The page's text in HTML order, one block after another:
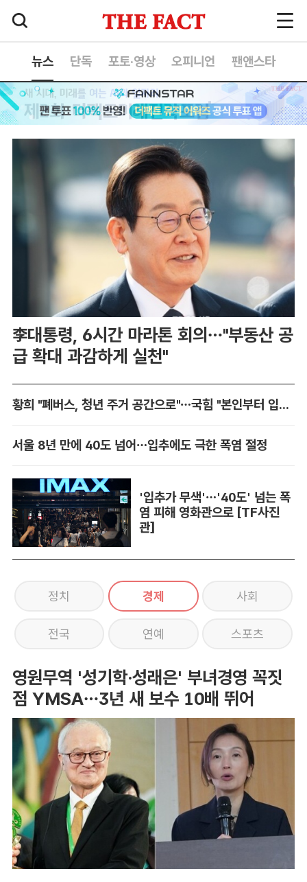
뉴스 단독 포토·영상 오피니언 팬앤스타
李대통령, 6시간 마라톤 회의…"부동산 공
급 확대 과감하게 실천"
황희 "폐버스, 청년 주거 공간으로"…국힘 "본인부터 입주하라"
서울 8년 만에 40도 넘어…입추에도 극한 폭염 절정
'입추가 무색'…'40도' 넘는 폭
염 피해 영화관으로 [TF사진
관]
정치 경제 사회
전국 연예 스포츠
영원무역 '성기학·성래은' 부녀경영 꼭짓
점 YMSA…3년 새 보수 10배 뛰어